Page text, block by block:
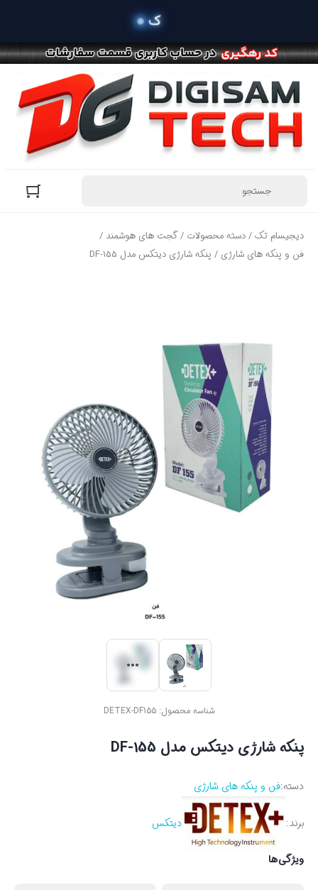
دیجیسام تک/دسته محصولات /گجت های هوشمند /
فن و پنکه های شارژی / پنکه شارژی دیتکس مدل DF-155
شناسه محصول:DETEX-DF155
پنکه شارژی دیتکس مدل DF-155
دسته:فن و پنکه های شارژی
برند: دیتکس
ویژگی‌ها